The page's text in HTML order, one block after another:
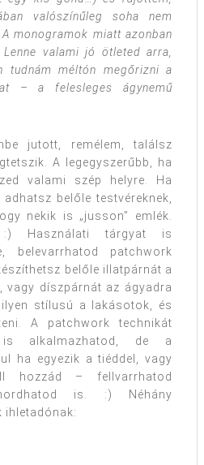
valószínűleg soha nem
monogramok miatt azonban
valami jó ötleted arra,
tudnám méltón megőrizni a
– a felesleges ágynemű
jutott, remélem, találsz
A legegyszerűbb, ha
valami szép helyre. Ha
belőle testvéreknek,
nekik is „jusson” emlék.
Használati tárgyat is
belevarrhatod patchwork
belőle illatpárnát a
vagy díszpárnát az ágyadra
stílusú a lakásotok, és
A patchwork technikát
is alkalmazhatod, de a
ha egyezik a tiéddel, vagy
hozzád – fellvarrhatod
is. :) Néhány